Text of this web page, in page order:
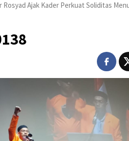
Rosyad Ajak Kader Perkuat Soliditas